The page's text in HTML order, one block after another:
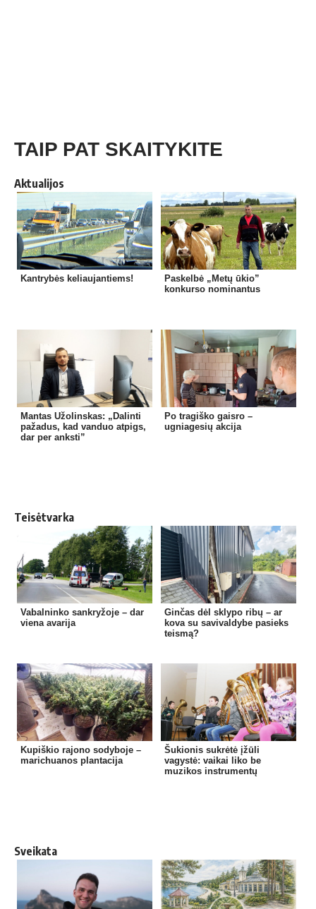
TAIP PAT SKAITYKITE
Aktualijos
Kantrybės keliaujantiems!
Paskelbė „Metų ūkio”
konkurso nominantus
Mantas Užolinskas: „Dalinti
pažadus, kad vanduo atpigs,
dar per anksti”
Po tragiško gaisro –
ugniagesių akcija
Teisėtvarka
Vabalninko sankryžoje – dar
viena avarija
Ginčas dėl sklypo ribų – ar
kova su savivaldybe pasieks
teismą?
Kupiškio rajono sodyboje –
marichuanos plantacija
Šukionis sukrėtė įžūli
vagystė: vaikai liko be
muzikos instrumentų
Sveikata